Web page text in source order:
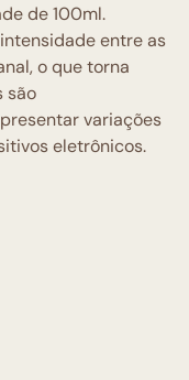
de 100ml.
entre as
o que torna
são
variações
eletrônicos.